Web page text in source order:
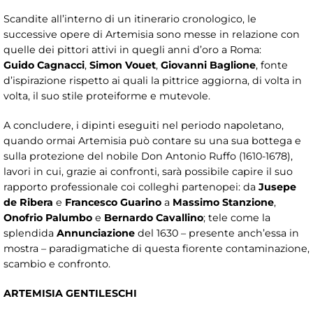
Scandite all’interno di un itinerario cronologico, le
successive opere di Artemisia sono messe in relazione con
quelle dei pittori attivi in quegli anni d’oro a Roma:
Guido Cagnacci, Simon Vouet, Giovanni Baglione, fonte
d’ispirazione rispetto ai quali la pittrice aggiorna, di volta in
volta, il suo stile proteiforme e mutevole.
A concludere, i dipinti eseguiti nel periodo napoletano,
quando ormai Artemisia può contare su una sua bottega e
sulla protezione del nobile Don Antonio Ruffo (1610-1678),
lavori in cui, grazie ai confronti, sarà possibile capire il suo
rapporto professionale coi colleghi partenopei: da Jusepe
de Ribera e Francesco Guarino a Massimo Stanzione,
Onofrio Palumbo e Bernardo Cavallino; tele come la
splendida Annunciazione del 1630 – presente anch’essa in
mostra – paradigmatiche di questa fiorente contaminazione,
scambio e confronto.
ARTEMISIA GENTILESCHI